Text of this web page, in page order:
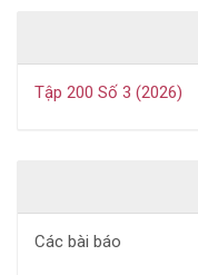
Tập 200 Số 3 (2026)
Các bài báo